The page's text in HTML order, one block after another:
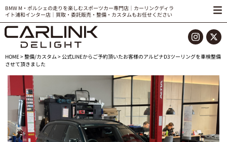
BMW M・ポルシェの走りを楽しむスポーツカー専門店｜カーリンクディラ
イト浦和インター店｜買取・委託販売・整備・カスタムもお任せください
HOME>整備/カスタム> 公式LINEからご予約頂いたお客様のアルピナD3ツーリングを車検整備
させて頂きました